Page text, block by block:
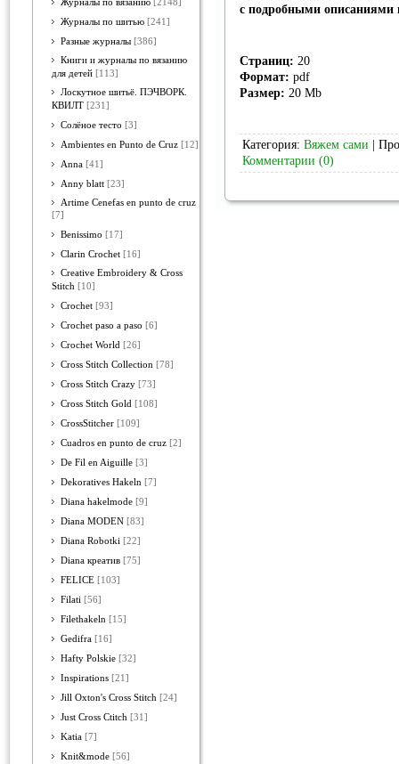
Журналы по вязанию [2148]
Журналы по шитью [241]
Разные журналы [386]
Книги и журналы по вязанию
для детей [113]
Лоскутное шитьё. ПЭЧВОРК.
КВИЛТ [231]
Солёное тесто [3]
Ambientes en Punto de Cruz [12]
Anna [41]
Anny blatt [23]
Artime Cenefas en punto de cruz
[7]
Benissimo [17]
Clarin Crochet [16]
Creative Embroidery & Cross
Stitch [10]
Crochet [93]
Crochet paso a paso [6]
Crochet World [26]
Cross Stitch Collection [78]
Cross Stitch Crazy [73]
Cross Stitch Gold [108]
CrossStitcher [109]
Cuadros en punto de cruz [2]
De Fil en Aiguille [3]
Dekoratives Hakeln [7]
Diana hakelmode [9]
Diana MODEN [83]
Diana Robotki [22]
Diana креатив [75]
FELICE [103]
Filati [56]
Filethakeln [15]
Gedifra [16]
Hafty Polskie [32]
Inspirations [21]
Jill Oxton's Cross Stitch [24]
Just Cross Ctitch [31]
Katia [7]
Knit&mode [56]
с подробными описаниями
Страниц: 20
Формат: pdf
Размер: 20 Mb
Категория: Вяжем сами |
Комментарии (0)